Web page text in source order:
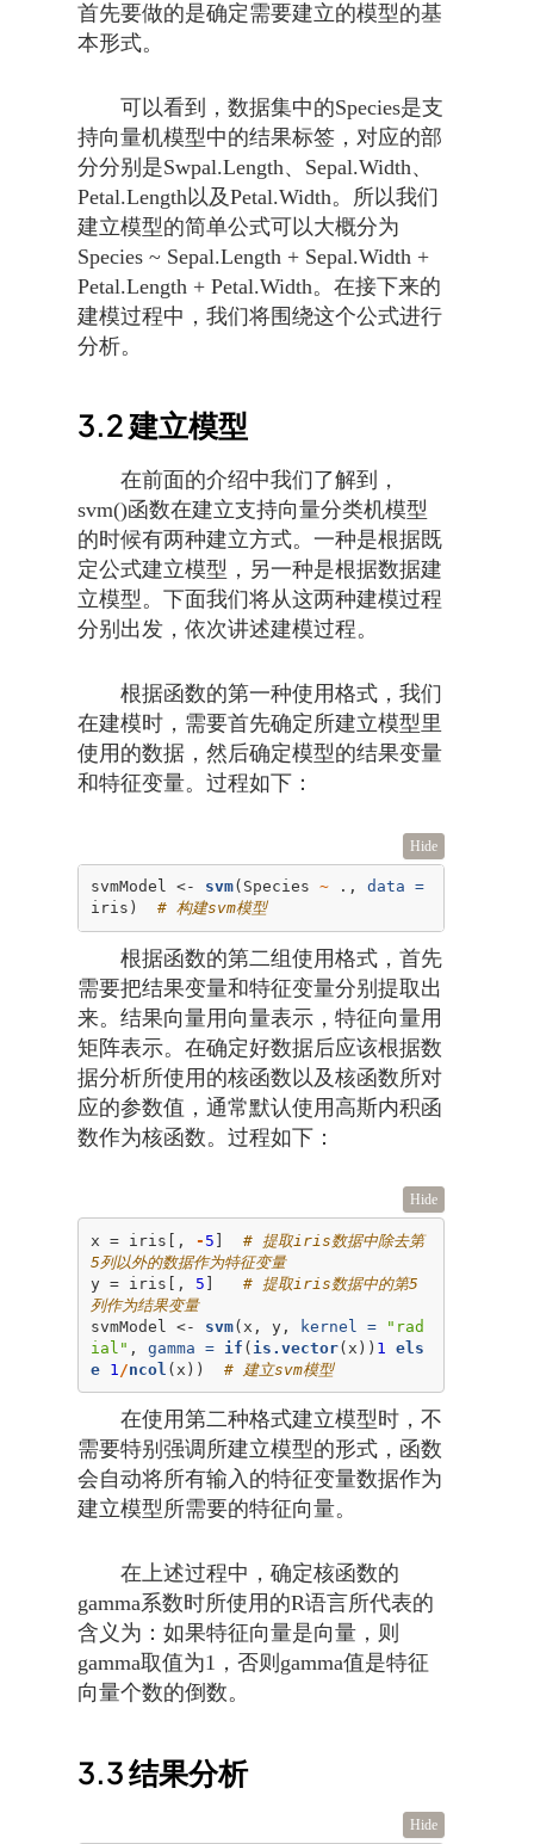
首先要做的是确定需要建立的模型的基
本形式。
可以看到，数据集中的Species是支
持向量机模型中的结果标签，对应的部
分分别是Swpal.Length、Sepal.Width、
Petal.Length以及Petal.Width。所以我们
建立模型的简单公式可以大概分为
Species ~ Sepal.Length + Sepal.Width +
Petal.Length + Petal.Width。在接下来的
建模过程中，我们将围绕这个公式进行
分析。
3.2建立模型
在前面的介绍中我们了解到，
svm()函数在建立支持向量分类机模型
的时候有两种建立方式。一种是根据既
定公式建立模型，另一种是根据数据建
立模型。下面我们将从这两种建模过程
分别出发，依次讲述建模过程。
根据函数的第一种使用格式，我们
在建模时，需要首先确定所建立模型里
使用的数据，然后确定模型的结果变量
和特征变量。过程如下：
Hide
svmModel <- svm(Species ~ ., data =
iris) # 构建svm模型
根据函数的第二组使用格式，首先
需要把结果变量和特征变量分别提取出
来。结果向量用向量表示，特征向量用
矩阵表示。在确定好数据后应该根据数
据分析所使用的核函数以及核函数所对
应的参数值，通常默认使用高斯内积函
数作为核函数。过程如下：
Hide
x = iris[, - 5
# 提取iris数据中除去第
5列以外的数据作为特征变量
y =
iris[, 5
# 提取iris数据中的第5
列作为结果变量
svmModel <-
svm(x, y, kernel =
"rad
ial" , gamma = if ( is.vector(x)) 1
els
e
1 /ncol (x)) # 建立svm模型
在使用第二种格式建立模型时，不
需要特别强调所建立模型的形式，函数
会自动将所有输入的特征变量数据作为
建立模型所需要的特征向量。
在上述过程中，确定核函数的
gamma系数时所使用的R语言所代表的
含义为：如果特征向量是向量，则
gamma取值为1，否则gamma值是特征
向量个数的倒数。
3.3结果分析
Hide